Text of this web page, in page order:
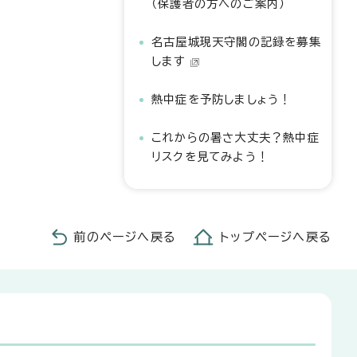
（保護者の方へのご案内）
名古屋城現天守閣の記録を募集
します
熱中症を予防しましょう！
これからの暑さ大丈夫？熱中症
リスクを見てみよう！
前のページへ戻る トップページへ戻る